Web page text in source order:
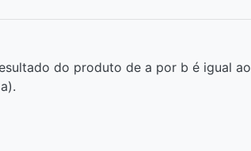
do produto de a por b é igual ao